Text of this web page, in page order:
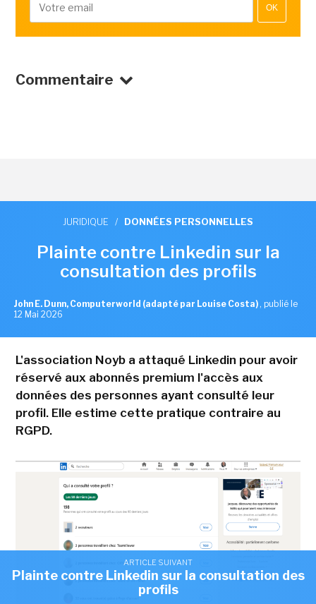
OK
Commentaire
ARTICLE SUIVANT
Plainte contre Linkedin sur la consultation des
profils
JURIDIQUE / DONNÉES PERSONNELLES
Plainte contre Linkedin sur la
consultation des profils
John E. Dunn, Computerworld (adapté par Louise Costa) , publié le
12 Mai 2026
L'association Noyb a attaqué Linkedin pour avoir
réservé aux abonnés premium l'accès aux
données des personnes ayant consulté leur
profil. Elle estime cette pratique contraire au
RGPD.